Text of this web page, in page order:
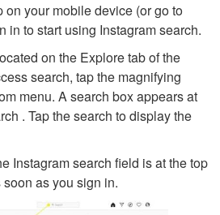
on your mobile device (or go to
in to start using Instagram search.
on the Explore tab of the
search, tap the magnifying
menu. A search box appears at
. Tap the search to display the
Instagram search field is at the top
as you sign in.